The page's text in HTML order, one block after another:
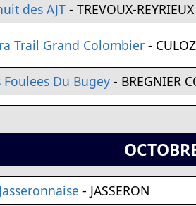
des AJT - TREVOUX-REYRIEUX
Trail Grand Colombier - CULOZ
Foulees Du Bugey - BREGNIER
- JASSERON